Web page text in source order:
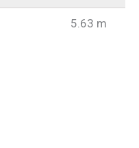
5.63 m